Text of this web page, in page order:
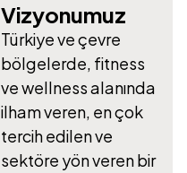
Vizyonumuz
Türkiye ve çevre
bölgelerde, fitness
ve wellness alanında
ilham veren, en çok
tercih edilen ve
sektöre yön veren bir